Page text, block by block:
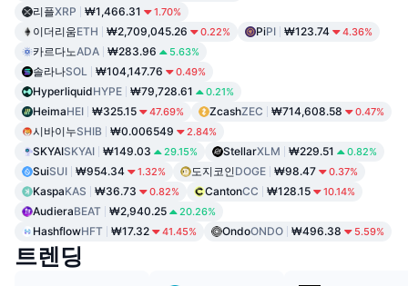
리플XRP ₩1,466.31 1.70%
이더리움ETH ₩2,709,045.26 0.22% PiPI ₩123.74 4.36%
카르다노ADA ₩283.96 5.63%
솔라나SOL ₩104,147.76 0.49%
HyperliquidHYPE ₩79,728.61 0.21%
HeimaHEI ₩325.15 47.69% ZcashZEC ₩714,608.58 0.47%
시바이누SHIB ₩0.006549 2.84%
SKYAISKYAI ₩149.03 29.15% StellarXLM ₩229.51 0.82%
SuiSUI ₩954.34 1.32% 도지코인DOGE ₩98.47 0.37%
KaspaKAS ₩36.73 0.82% CantonCC ₩128.15 10.14%
AudieraBEAT ₩2,940.25 20.26%
HashflowHFT ₩17.32 41.45% OndoONDO ₩496.38 5.59%
트렌딩